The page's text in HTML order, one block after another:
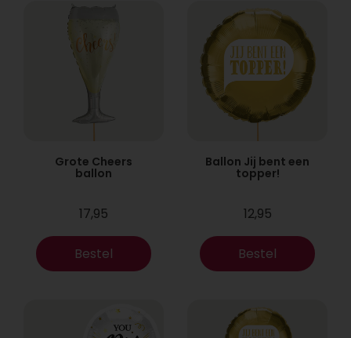
Grote Cheers
ballon
17,95
Bestel
Ballon Jij bent een
topper!
12,95
Bestel